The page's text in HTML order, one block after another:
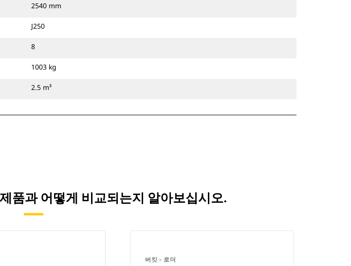
2540 mm
J250
8
1003 kg
2.5 m³
품과 어떻게 비교되는지 알아보십시오.
버킷 - 로더